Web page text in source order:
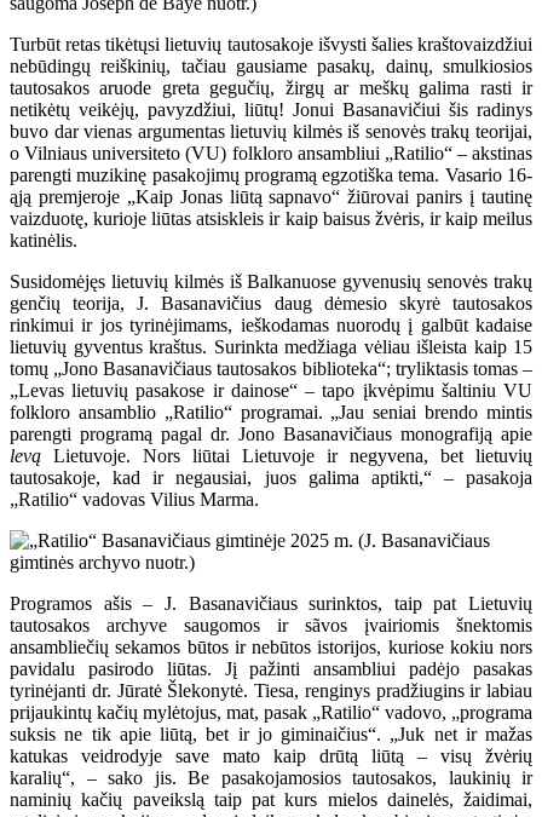
Turbūt retas tikėtųsi lietuvių tautosakoje išvysti šalies kraštovaizdžiui
nebūdingų reiškinių, tačiau gausiame pasakų, dainų, smulkiosios
tautosakos aruode greta gegučių, žirgų ar meškų galima rasti ir
netikėtų veikėjų, pavyzdžiui, liūtų! Jonui Basanavičiui šis radinys
buvo dar vienas argumentas lietuvių kilmės iš senovės trakų teorijai,
o Vilniaus universiteto (VU) folkloro ansambliui „Ratilio“ – akstinas
parengti muzikinę pasakojimų programą egzotiška tema. Vasario 16-
ąją premjeroje „Kaip Jonas liūtą sapnavo“ žiūrovai panirs į tautinę
vaizduotę, kurioje liūtas atsiskleis ir kaip baisus žvėris, ir kaip meilus
katinėlis.
Susidomėjęs lietuvių kilmės iš Balkanuose gyvenusių senovės trakų
genčių teorija, J. Basanavičius daug dėmesio skyrė tautosakos
rinkimui ir jos tyrinėjimams, ieškodamas nuorodų į galbūt kadaise
lietuvių gyventus kraštus. Surinkta medžiaga vėliau išleista kaip 15
tomų „Jono Basanavičiaus tautosakos biblioteka“; tryliktasis tomas –
„Levas lietuvių pasakose ir dainose“ – tapo įkvėpimu šaltiniu VU
folkloro ansamblio „Ratilio“ programai. „Jau seniai brendo mintis
parengti programą pagal dr. Jono Basanavičiaus monografiją apie
levą Lietuvoje. Nors liūtai Lietuvoje ir negyvena, bet lietuvių
tautosakoje, kad ir negausiai, juos galima aptikti,“ – pasakoja
„Ratilio“ vadovas Vilius Marma.
Programos ašis – J. Basanavičiaus surinktos, taip pat Lietuvių
tautosakos archyve saugomos ir sãvos įvairiomis šnektomis
ansambliečių sekamos būtos ir nebūtos istorijos, kuriose kokiu nors
pavidalu pasirodo liūtas. Jį pažinti ansambliui padėjo pasakas
tyrinėjanti dr. Jūratė Šlekonytė. Tiesa, renginys pradžiugins ir labiau
prijaukintų kačių mylėtojus, mat, pasak „Ratilio“ vadovo, „programa
suksis ne tik apie liūtą, bet ir jo giminaičius“. „Juk net ir mažas
katukas veidrodyje save mato kaip drūtą liūtą – visų žvėrių
karalių“, – sako jis. Be pasakojamosios tautosakos, laukinių ir
naminių kačių paveikslą taip pat kurs mielos dainelės, žaidimai,